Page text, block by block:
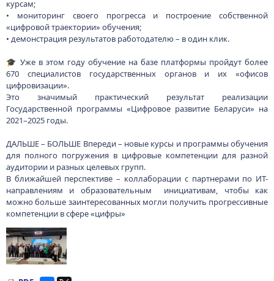
курсам;
• мониторинг своего прогресса и построение собственной
«цифровой траектории» обучения;
• демонстрация результатов работодателю – в один клик.
🎓 Уже в этом году обучение на базе платформы пройдут более
670 специалистов государственных органов и их «офисов
цифровизации».
Это значимый практический результат реализации
Государственной программы «Цифровое развитие Беларуси» на
2021–2025 годы.
ДАЛЬШЕ – БОЛЬШЕ Впереди – новые курсы и программы обучения
для полного погружения в цифровые компетенции для разной
аудитории и разных целевых групп.
В ближайшей перспективе – коллаборации с партнерами по ИТ-
направлениям и образовательным инициативам, чтобы как
можно больше заинтересованных могли получить прогрессивные
компетенции в сфере «цифры»
Изображение